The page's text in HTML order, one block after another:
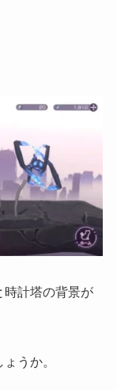
時計塔の背景が
うか。